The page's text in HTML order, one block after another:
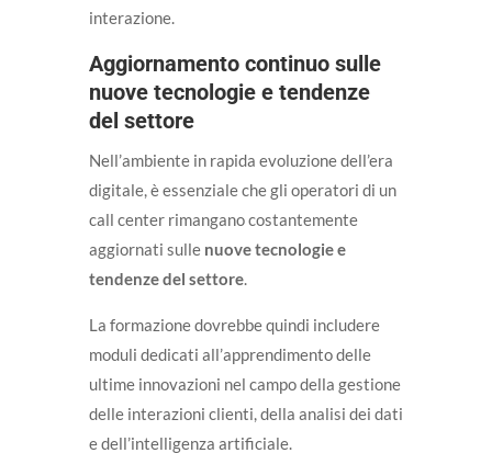
interazione.
Aggiornamento continuo sulle
nuove tecnologie e tendenze
del settore
Nell’ambiente in rapida evoluzione dell’era
digitale, è essenziale che gli operatori di un
call center rimangano costantemente
aggiornati sulle nuove tecnologie e
tendenze del settore.
La formazione dovrebbe quindi includere
moduli dedicati all’apprendimento delle
ultime innovazioni nel campo della gestione
delle interazioni clienti, della analisi dei dati
e dell’intelligenza artificiale.